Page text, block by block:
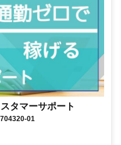
タマーサポート
01